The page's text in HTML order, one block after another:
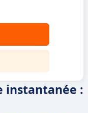
instantanée :